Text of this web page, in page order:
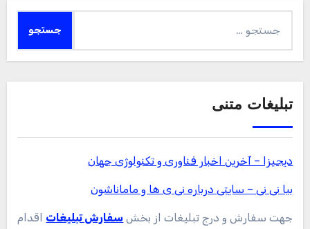
برای:
تبلیغات متنی
دیجیزا – آخرین اخبار فناوری و تکنولوژی جهان
بیا نی نی – سایتی درباره نی ی ها و ماماناشون
جهت سفارش و درج تبلیغات از بخش سفارش تبلیغات اقدام